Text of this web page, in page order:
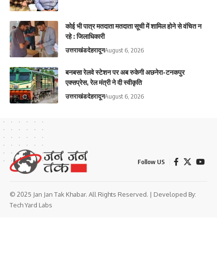
कोई भी पात्र मतदाता मतदाता सूची में शामिल होने से वंचित न
रहे : जिलाधिकारी
उत्तराखंडदेहरादूनAugust 6, 2026
बनबसा रेलवे स्टेशन पर अब रुकेगी अछनेरा-टनकपुर
एक्सप्रेस, रेल मंत्री ने दी स्वीकृति
उत्तराखंडदेहरादूनAugust 6, 2026
Follow US
© 2025 Jan Jan Tak Khabar. All Rights Reserved. | Developed By:
Tech Yard Labs